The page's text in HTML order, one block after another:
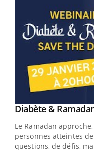
Youtube
Diabète &
Le Ramadan
personnes atteintes
questions, de défis,